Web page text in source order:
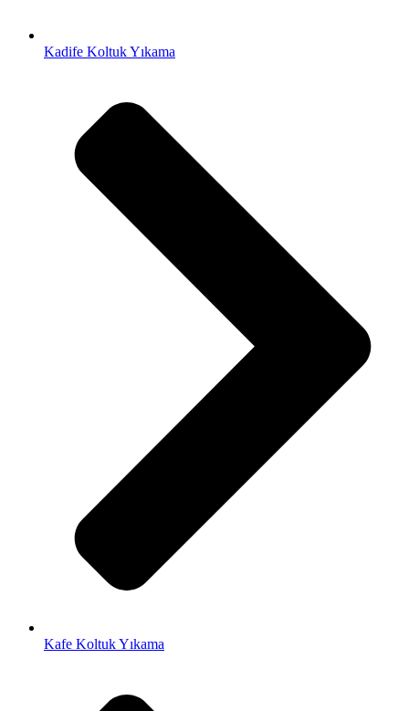
Kadife Koltuk Yıkama
Kafe Koltuk Yıkama